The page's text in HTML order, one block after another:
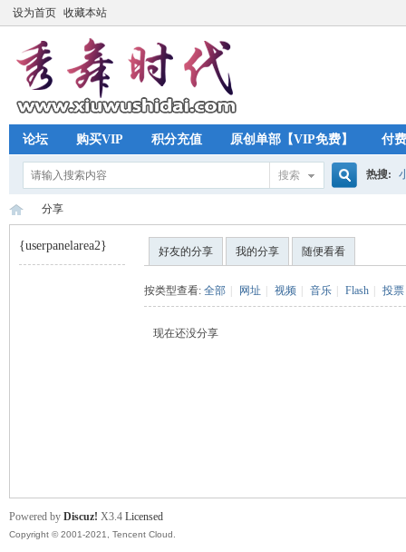
设为首页 收藏本站
论坛 购买VIP 积分充值 原创单部【VIP免费】 付
搜索 热搜:
分享
{userpanelarea2} 好友的分享 我的分享 随便看看
按类型查看: 全部 网址 视频 音乐 Flash 投票
现在还没分享
Powered by Discuz! X3.4 Licensed
Copyright © 2001-2021, Tencent Cloud.